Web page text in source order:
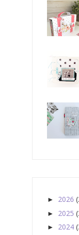
► 2026
► 2025
► 2024